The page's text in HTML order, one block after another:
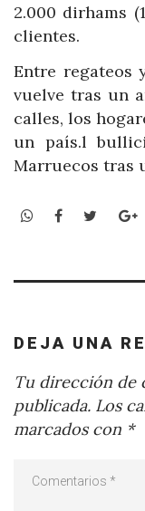
2.000 dirhams
clientes.
Entre regateos
vuelve tras un
calles, los
un país.l
Marruecos tras
WhatsApp
Facebook
Twitter
DEJA UNA
Tu dirección de
publicada. Los
marcados con *